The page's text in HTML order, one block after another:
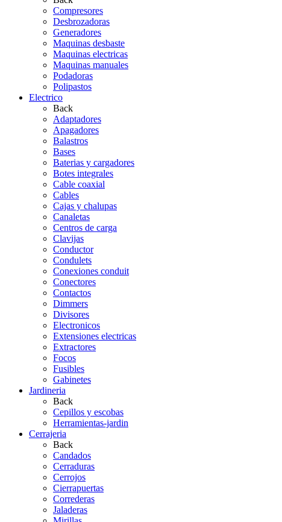
Compresores
Desbrozadoras
Generadores
Maquinas desbaste
Maquinas electricas
Maquinas manuales
Podadoras
Polipastos
Electrico
Back
Adaptadores
Apagadores
Balastros
Bases
Baterias y cargadores
Botes integrales
Cable coaxial
Cables
Cajas y chalupas
Canaletas
Centros de carga
Clavijas
Conductor
Condulets
Conexiones conduit
Conectores
Contactos
Dimmers
Divisores
Electronicos
Extensiones electricas
Extractores
Focos
Fusibles
Gabinetes
Jardineria
Back
Cepillos y escobas
Herramientas-jardin
Cerrajeria
Back
Candados
Cerraduras
Cerrojos
Cierrapuertas
Correderas
Jaladeras